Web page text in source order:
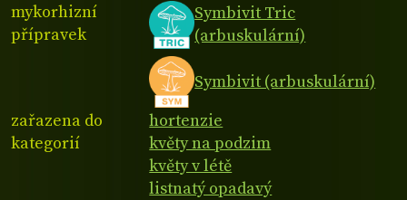
mykorhizní
přípravek
Symbivit Tric
(arbuskulární)
Symbivit (arbuskulární)
zařazena do
kategorií
hortenzie
květy na podzim
květy v létě
listnatý opadavý